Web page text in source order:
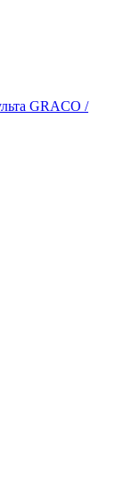
GRACO /